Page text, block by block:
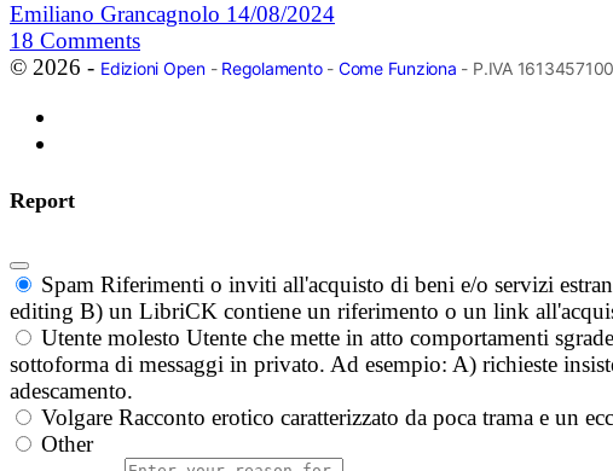
Emiliano Grancagnolo 14/08/2024
18 Comments
© 2026 - Edizioni Open- Regolamento- Come Funziona - P.IVA
Report
Spam Riferimenti o inviti all'acquisto di beni e/o servizi
editing B) un LibriCK contiene un riferimento o un link
Utente molesto Utente che mette in atto comportamenti
sottoforma di messaggi in privato. Ad esempio: A) richieste
adescamento.
Volgare Racconto erotico caratterizzato da poca trama e un
Other